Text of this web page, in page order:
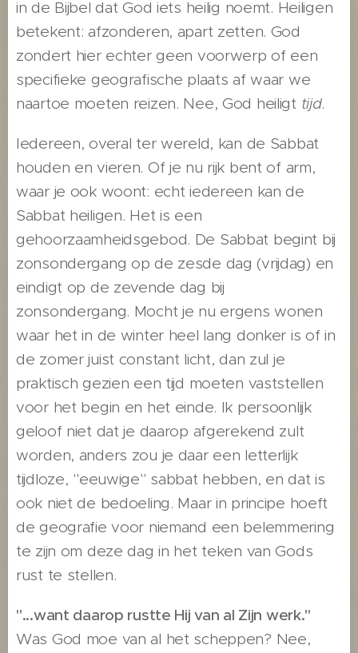
in de Bijbel dat God iets heilig noemt. Heiligen
betekent: afzonderen, apart zetten. God
zondert hier echter geen voorwerp of een
specifieke geografische plaats af waar we
naartoe moeten reizen. Nee, God heiligt tijd.
Iedereen, overal ter wereld, kan de Sabbat
houden en vieren. Of je nu rijk bent of arm,
waar je ook woont: echt iedereen kan de
Sabbat heiligen. Het is een
gehoorzaamheidsgebod. De Sabbat begint bij
zonsondergang op de zesde dag (vrijdag) en
eindigt op de zevende dag bij
zonsondergang. Mocht je nu ergens wonen
waar het in de winter heel lang donker is of in
de zomer juist constant licht, dan zul je
praktisch gezien een tijd moeten vaststellen
voor het begin en het einde. Ik persoonlijk
geloof niet dat je daarop afgerekend zult
worden, anders zou je daar een letterlijk
tijdloze, "eeuwige" sabbat hebben, en dat is
ook niet de bedoeling. Maar in principe hoeft
de geografie voor niemand een belemmering
te zijn om deze dag in het teken van Gods
rust te stellen.
"...want daarop rustte Hij van al Zijn werk."
Was God moe van al het scheppen? Nee,